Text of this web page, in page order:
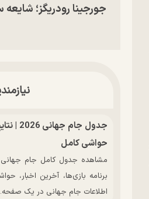
جورجینا رودریگز؛
جدول
حواشی کامل
برنامه بازی‌ها، آخرین اخبار،
اطلاعات جام جهانی در یک صفحه.